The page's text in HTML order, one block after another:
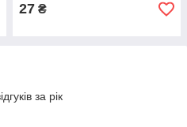
27 ₴
за рік